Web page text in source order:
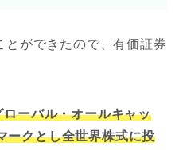
ができたので、有価証券
ーバル・オールキャッ
ークとし全世界株式に投